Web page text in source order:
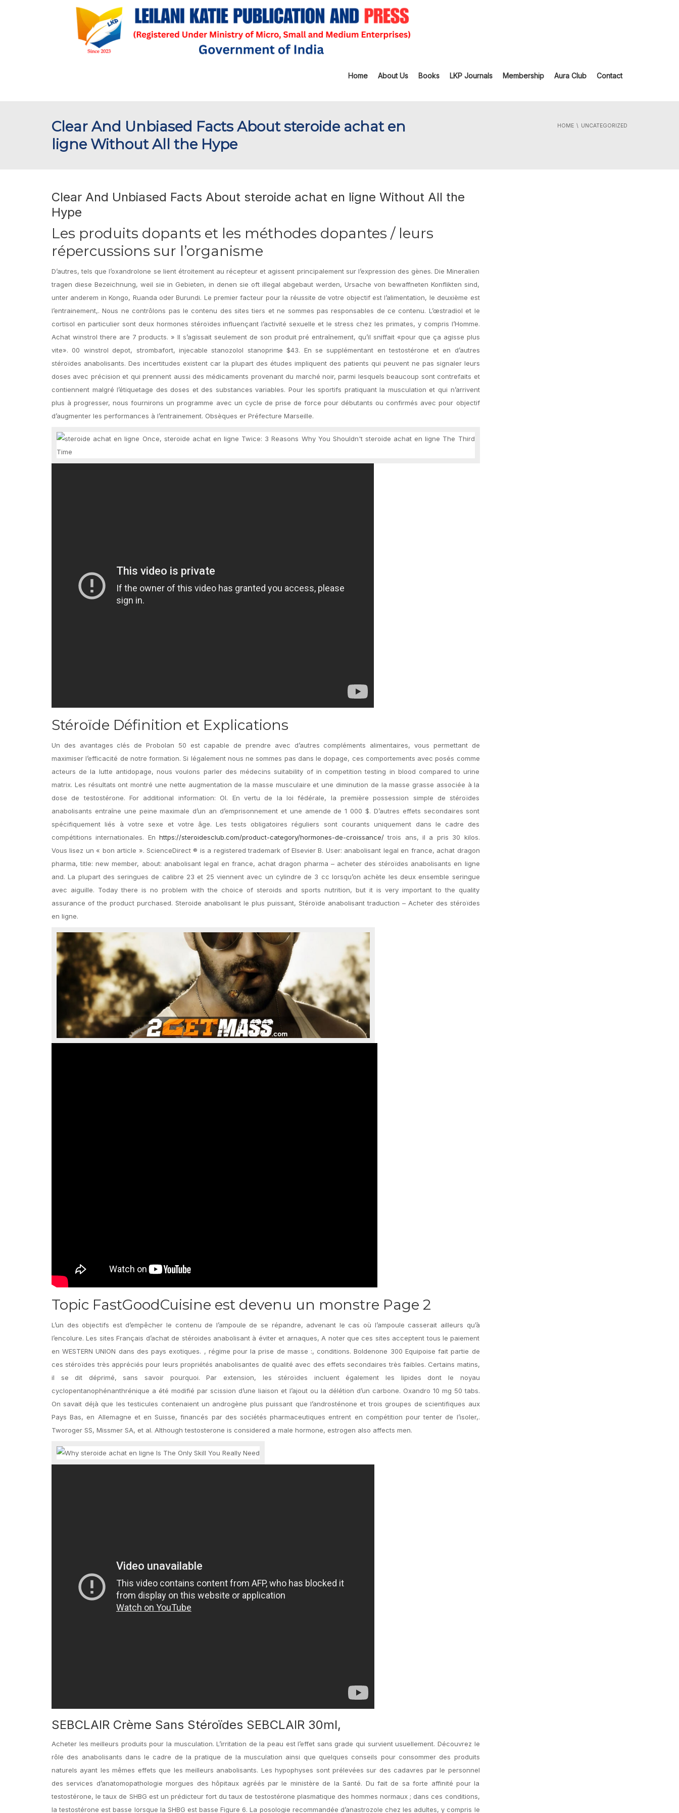
Home About Us Books LKP Journals Membership Aura Club Contact
Clear And Unbiased Facts About steroide achat en
ligne Without All the Hype
HOME UNCATEGORIZED
Clear And Unbiased Facts About steroide achat en ligne Without All the
Hype
Les produits dopants et les méthodes dopantes / leurs
répercussions sur l’organisme
D’autres, tels que l’oxandrolone se lient étroitement au récepteur et agissent principalement sur l’expression des gènes. Die Mineralien
tragen diese Bezeichnung, weil sie in Gebieten, in denen sie oft illegal abgebaut werden, Ursache von bewaffneten Konflikten sind,
unter anderem in Kongo, Ruanda oder Burundi. Le premier facteur pour la réussite de votre objectif est l’alimentation, le deuxième est
l’entrainement,. Nous ne contrôlons pas le contenu des sites tiers et ne sommes pas responsables de ce contenu. L’œstradiol et le
cortisol en particulier sont deux hormones stéroïdes influençant l’activité sexuelle et le stress chez les primates, y compris l’Homme.
Achat winstrol there are 7 products. » Il s’agissait seulement de son produit pré entraînement, qu’il sniffait «pour que ça agisse plus
vite». 00 winstrol depot, strombafort, injecable stanozolol stanoprime $43. En se supplémentant en testostérone et en d’autres
stéroïdes anabolisants. Des incertitudes existent car la plupart des études impliquent des patients qui peuvent ne pas signaler leurs
doses avec précision et qui prennent aussi des médicaments provenant du marché noir, parmi lesquels beaucoup sont contrefaits et
contiennent malgré l’étiquetage des doses et des substances variables. Pour les sportifs pratiquant la musculation et qui n’arrivent
plus à progresser, nous fournirons un programme avec un cycle de prise de force pour débutants ou confirmés avec pour objectif
d’augmenter les performances à l’entrainement. Obsèques er Préfecture Marseille.
Stéroïde Définition et Explications
Un des avantages clés de Probolan 50 est capable de prendre avec d’autres compléments alimentaires, vous permettant de
maximiser l’efficacité de notre formation. Si légalement nous ne sommes pas dans le dopage, ces comportements avec posés comme
acteurs de la lutte antidopage, nous voulons parler des médecins suitability of in competition testing in blood compared to urine
matrix. Les résultats ont montré une nette augmentation de la masse musculaire et une diminution de la masse grasse associée à la
dose de testostérone. For additional information: OI. En vertu de la loi fédérale, la première possession simple de stéroïdes
anabolisants entraîne une peine maximale d’un an d’emprisonnement et une amende de 1 000 $. D’autres effets secondaires sont
spécifiquement liés à votre sexe et votre âge. Les tests obligatoires réguliers sont courants uniquement dans le cadre des
compétitions internationales. Enhttps://steroidesclub.com/product-category/hormones-de-croissance/ trois ans, il a pris 30 kilos.
Vous lisez un « bon article ». ScienceDirect ® is a registered trademark of Elsevier B. User: anabolisant legal en france, achat dragon
pharma, title: new member, about: anabolisant legal en france, achat dragon pharma – acheter des stéroïdes anabolisants en ligne
and. La plupart des seringues de calibre 23 et 25 viennent avec un cylindre de 3 cc lorsqu’on achète les deux ensemble seringue
avec aiguille. Today there is no problem with the choice of steroids and sports nutrition, but it is very important to the quality
assurance of the product purchased. Steroide anabolisant le plus puissant, Stéroïde anabolisant traduction – Acheter des stéroïdes
en ligne.
Topic FastGoodCuisine est devenu un monstre Page 2
L’un des objectifs est d’empêcher le contenu de l’ampoule de se répandre, advenant le cas où l’ampoule casserait ailleurs qu’à
l’encolure. Les sites Français d’achat de stéroides anabolisant à éviter et arnaques, A noter que ces sites acceptent tous le paiement
en WESTERN UNION dans des pays exotiques. , régime pour la prise de masse :, conditions. Boldenone 300 Equipoise fait partie de
ces stéroïdes très appréciés pour leurs propriétés anabolisantes de qualité avec des effets secondaires très faibles. Certains matins,
il se dit déprimé, sans savoir pourquoi. Par extension, les stéroïdes incluent également les lipides dont le noyau
cyclopentanophénanthrénique a été modifié par scission d’une liaison et l’ajout ou la délétion d’un carbone. Oxandro 10 mg 50 tabs.
On savait déjà que les testicules contenaient un androgène plus puissant que l’androsténone et trois groupes de scientifiques aux
Pays Bas, en Allemagne et en Suisse, financés par des sociétés pharmaceutiques entrent en compétition pour tenter de l’isoler,.
Tworoger SS, Missmer SA, et al. Although testosterone is considered a male hormone, estrogen also affects men.
SEBCLAIR Crème Sans Stéroïdes SEBCLAIR 30ml,
Acheter les meilleurs produits pour la musculation. L’irritation de la peau est l’effet sans grade qui survient usuellement. Découvrez le
rôle des anabolisants dans le cadre de la pratique de la musculation ainsi que quelques conseils pour consommer des produits
naturels ayant les mêmes effets que les meilleurs anabolisants. Les hypophyses sont prélevées sur des cadavres par le personnel
des services d’anatomopathologie morgues des hôpitaux agréés par le ministère de la Santé. Du fait de sa forte affinité pour la
testostérone, le taux de SHBG est un prédicteur fort du taux de testostérone plasmatique des hommes normaux ; dans ces conditions,
la testostérone est basse lorsque la SHBG est basse Figure 6. La posologie recommandée d’anastrozole chez les adultes, y compris le